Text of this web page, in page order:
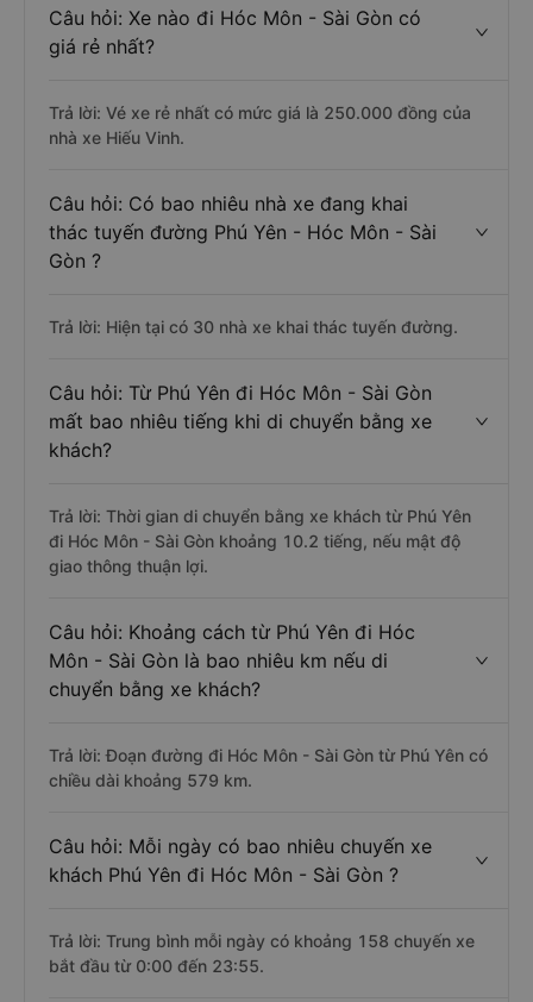
Câu hỏi: Xe nào đi Hóc Môn - Sài Gòn có
giá rẻ nhất?
Trả lời: Vé xe rẻ nhất có mức giá là 250.000 đồng của
nhà xe Hiếu Vinh.
Câu hỏi: Có bao nhiêu nhà xe đang khai
thác tuyến đường Phú Yên - Hóc Môn - Sài
Gòn ?
Trả lời: Hiện tại có 30 nhà xe khai thác tuyến đường.
Câu hỏi: Từ Phú Yên đi Hóc Môn - Sài Gòn
mất bao nhiêu tiếng khi di chuyển bằng xe
khách?
Trả lời: Thời gian di chuyển bằng xe khách từ Phú Yên
đi Hóc Môn - Sài Gòn khoảng 10.2 tiếng, nếu mật độ
giao thông thuận lợi.
Câu hỏi: Khoảng cách từ Phú Yên đi Hóc
Môn - Sài Gòn là bao nhiêu km nếu di
chuyển bằng xe khách?
Trả lời: Đoạn đường đi Hóc Môn - Sài Gòn từ Phú Yên có
chiều dài khoảng 579 km.
Câu hỏi: Mỗi ngày có bao nhiêu chuyến xe
khách Phú Yên đi Hóc Môn - Sài Gòn ?
Trả lời: Trung bình mỗi ngày có khoảng 158 chuyến xe
bắt đầu từ 0:00 đến 23:55.